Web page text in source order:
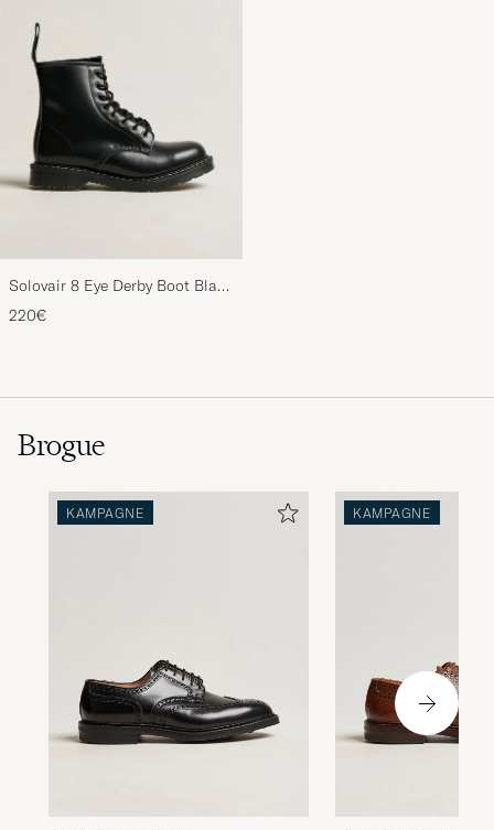
Solovair 8 Eye Derby Boot Black
Shine
220€
Brogue
KAMPAGNE KAMPAGNE